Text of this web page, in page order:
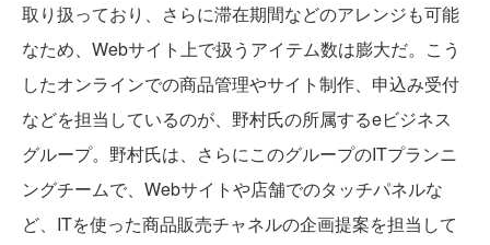
取り扱っており、さらに滞在期間などのアレンジも可能
なため、Webサイト上で扱うアイテム数は膨大だ。こう
したオンラインでの商品管理やサイト制作、申込み受付
などを担当しているのが、野村氏の所属するeビジネス
グループ。野村氏は、さらにこのグループのITプランニ
ングチームで、Webサイトや店舗でのタッチパネルな
ど、ITを使った商品販売チャネルの企画提案を担当して